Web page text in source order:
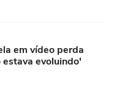
em vídeo perda
evoluindo'